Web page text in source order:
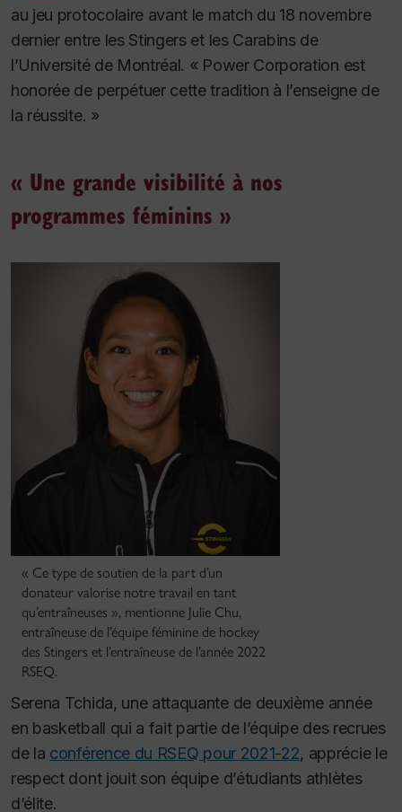
au jeu protocolaire avant le match du 18 novembre
dernier entre les Stingers et les Carabins de
l’Université de Montréal. « Power Corporation est
honorée de perpétuer cette tradition à l’enseigne de
la réussite. »
« Une grande visibilité à nos
programmes féminins »
« Ce type de soutien de la part d’un
donateur valorise notre travail en tant
qu’entraîneuses », mentionne Julie Chu,
entraîneuse de l’équipe féminine de hockey
des Stingers et l’entraîneuse de l’année 2022
RSEQ.
Serena Tchida, une attaquante de deuxième année
en basketball qui a fait partie de l’équipe des recrues
de la conférence du RSEQ pour 2021-22, apprécie le
respect dont jouit son équipe d’étudiants athlètes
d’élite.